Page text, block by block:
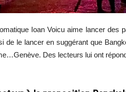
Ioan Voicu aime lancer des
de le lancer en suggérant que
Des lecteurs lui ont